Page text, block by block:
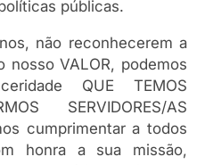
públicas.
não reconhecerem a
nosso VALOR, podemos
QUE TEMOS
SERVIDORES/AS
cumprimentar a todos
honra a sua missão,